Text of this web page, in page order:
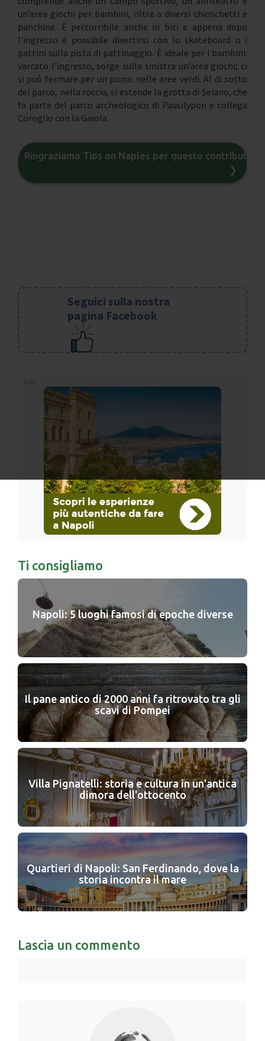
un’area giochi per bambini, oltre a diversi chioschetti e
panchine. È percorribile anche in bici e appena dopo
l'ingresso è possibile divertirsi con lo skateboard o i
pattini sulla pista di pattinaggio. È ideale per i bambini:
varcato l'ingresso, sorge sulla sinistra un’area giochi; ci
si può fermare per un picnic nelle aree verdi. Al di sotto
del parco, nella roccia, si estende la grotta di Seiano, che
fa parte del parco archeologico di Pausilypon e collega
Coroglio con la Gaiola.
Ringraziamo Tips on Naples per questo contributo
❯
Seguici sulla nostra
pagina Facebook
Ti consigliamo
Napoli: 5 luoghi famosi di epoche diverse
Il pane antico di 2000 anni fa ritrovato tra gli
scavi di Pompei
Villa Pignatelli: storia e cultura in un'antica
dimora dell'ottocento
Quartieri di Napoli: San Ferdinando, dove la
storia incontra il mare
Lascia un commento